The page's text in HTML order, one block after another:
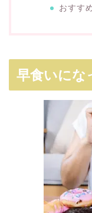
おすす
早食いにな